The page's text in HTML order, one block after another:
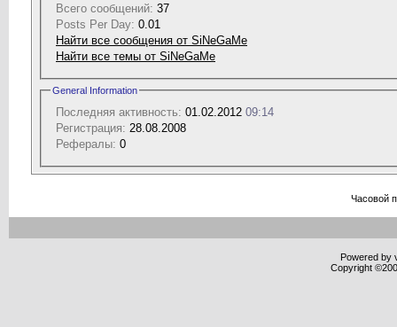
Всего сообщений: 37
Posts Per Day: 0.01
Найти все сообщения от SiNeGaMe
Найти все темы от SiNeGaMe
General Information
Последняя активность: 01.02.2012 09:14
Регистрация: 28.08.2008
Рефералы: 0
Часовой
Powered by
Copyright